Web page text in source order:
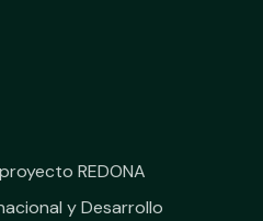
REDONA
y Desarrollo